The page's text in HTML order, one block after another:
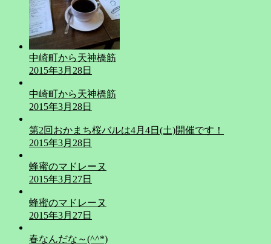
中崎町から天神橋筋
2015年3月28日
中崎町から天神橋筋
2015年3月28日
第2回おかまち桜バルは4月4日(土)開催です！
2015年3月28日
蜂蜜のマドレーヌ
2015年3月27日
蜂蜜のマドレーヌ
2015年3月27日
春なんだな～(^^*)